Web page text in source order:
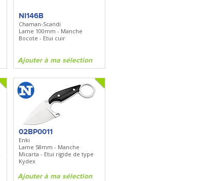
NI146B
Chaman-Scandi
Lame 100mm - Manche
Bocote - Etui cuir
Ajouter à ma sélection
02BP0011
Enki
Lame 58mm - Manche
Micarta - Etui rigide de type
Kydex
Ajouter à ma sélection